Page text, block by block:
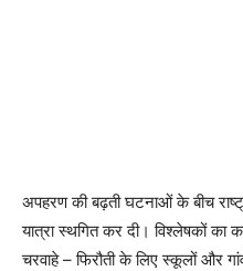
अपहरण की बढ़ती घटनाओं के बीच
यात्रा स्थगित कर दी। विश्लेषकों का
चरवाहे – फिरौती के लिए स्कूलों और